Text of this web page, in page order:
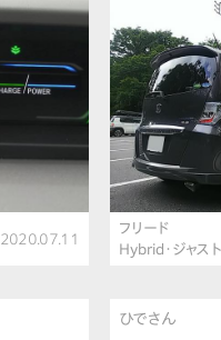
2020.07.11
フリード
Hybrid・ジャス
ひでさん